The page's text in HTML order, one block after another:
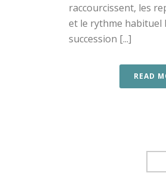
raccourcissent, les
et le rythme habituel
succession [...]
READ